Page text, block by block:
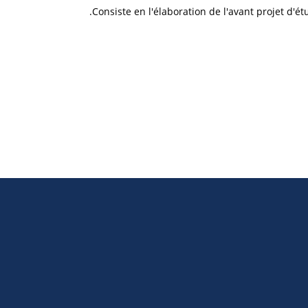
Consiste en l'élaboration de l'avant projet